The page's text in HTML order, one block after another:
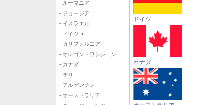
- ルーマニア
- ジョージア
- イスラエル
- ドイツ->
- カリフォルニア
- オレゴン・ワシントン
- カナダ
- チリ
- アルゼンチン
- オーストラリア
ドイツ
カナダ